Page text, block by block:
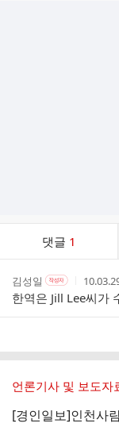
댓글 1
스
작
성
자
김성일 작
성
자
본
부
작
자
작
성
시
간
한역은 Jill Lee씨가
언론기사 및 보도자
[경인일보]인천사